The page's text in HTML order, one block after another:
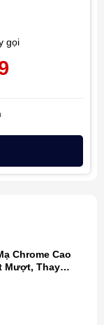
gọi
Chrome Cao
Mượt, Thay